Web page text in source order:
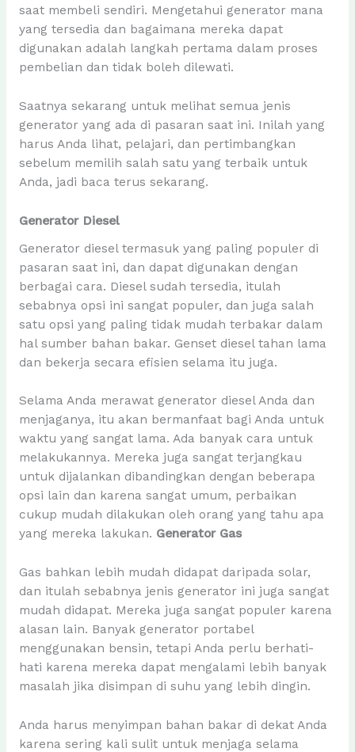
saat membeli sendiri. Mengetahui generator mana
yang tersedia dan bagaimana mereka dapat
digunakan adalah langkah pertama dalam proses
pembelian dan tidak boleh dilewati.
Saatnya sekarang untuk melihat semua jenis
generator yang ada di pasaran saat ini. Inilah yang
harus Anda lihat, pelajari, dan pertimbangkan
sebelum memilih salah satu yang terbaik untuk
Anda, jadi baca terus sekarang.
Generator Diesel
Generator diesel termasuk yang paling populer di
pasaran saat ini, dan dapat digunakan dengan
berbagai cara. Diesel sudah tersedia, itulah
sebabnya opsi ini sangat populer, dan juga salah
satu opsi yang paling tidak mudah terbakar dalam
hal sumber bahan bakar. Genset diesel tahan lama
dan bekerja secara efisien selama itu juga.
Selama Anda merawat generator diesel Anda dan
menjaganya, itu akan bermanfaat bagi Anda untuk
waktu yang sangat lama. Ada banyak cara untuk
melakukannya. Mereka juga sangat terjangkau
untuk dijalankan dibandingkan dengan beberapa
opsi lain dan karena sangat umum, perbaikan
cukup mudah dilakukan oleh orang yang tahu apa
yang mereka lakukan. Generator Gas
Gas bahkan lebih mudah didapat daripada solar,
dan itulah sebabnya jenis generator ini juga sangat
mudah didapat. Mereka juga sangat populer karena
alasan lain. Banyak generator portabel
menggunakan bensin, tetapi Anda perlu berhati-
hati karena mereka dapat mengalami lebih banyak
masalah jika disimpan di suhu yang lebih dingin.
Anda harus menyimpan bahan bakar di dekat Anda
karena sering kali sulit untuk menjaga selama